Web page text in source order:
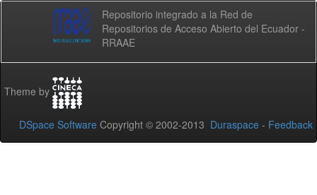
Repositorio integrado a la Red de
Repositorios de Acceso Abierto del Ecuador -
RRAAE
Theme by
DSpace Software Copyright © 2002-2013 Duraspace - Feedback